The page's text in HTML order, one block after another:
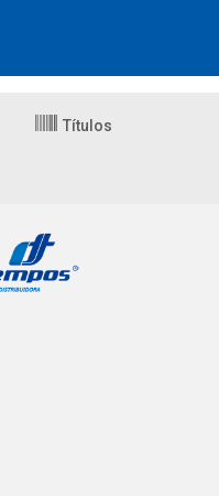
Títulos